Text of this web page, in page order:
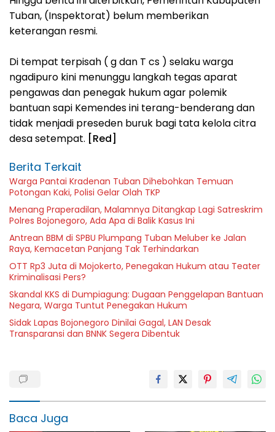
Tuban, (Inspektorat) belum memberikan
keterangan resmi.
‎Di tempat terpisah ( g dan T cs ) selaku warga
ngadipuro kini menunggu langkah tegas aparat
pengawas dan penegak hukum agar polemik
bantuan sapi Kemendes ini terang-benderang dan
tidak menjadi preseden buruk bagi tata kelola citra
desa setempat. [Red]
Berita Terkait
Warga Pantai Kradenan Tuban Dihebohkan Temuan
Potongan Kaki, Polisi Gelar Olah TKP
Menang Praperadilan, Malamnya Ditangkap Lagi Satreskrim
Polres Bojonegoro, Ada Apa di Balik Kasus Ini
Antrean BBM di SPBU Plumpang Tuban Meluber ke Jalan
Raya, Kemacetan Panjang Tak Terhindarkan
OTT Rp3 Juta di Mojokerto, Penegakan Hukum atau Teater
Kriminalisasi Pers?
Skandal KKS di Dumpiagung: Dugaan Penggelapan Bantuan
Negara, Warga Tuntut Penegakan Hukum
Sidak Lapas Bojonegoro Dinilai Gagal, LAN Desak
Transparansi dan BNNK Segera Dibentuk
Baca Juga